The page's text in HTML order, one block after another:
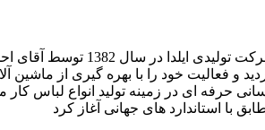
شرکت تولیدی ایلدا در
و فعالیت خود را با بهره گیری از ماشین
حرفه ای در زمینه تولید انواع لباس کار
با استاندارد های جهانی آغاز کرد